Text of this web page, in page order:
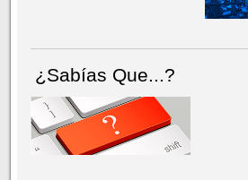
¿Sabías Que...?